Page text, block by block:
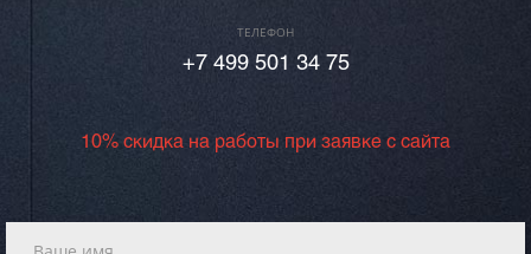
ТЕЛЕФОН
+7 499 501 34 75
10% скидка на работы при заявке с сайта